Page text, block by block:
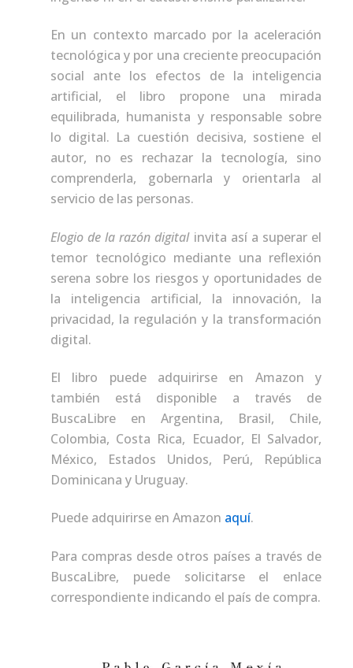
En un contexto marcado por la aceleración
tecnológica y por una creciente preocupación
social ante los efectos de la inteligencia
artificial, el libro propone una mirada
equilibrada, humanista y responsable sobre
lo digital. La cuestión decisiva, sostiene el
autor, no es rechazar la tecnología, sino
comprenderla, gobernarla y orientarla al
servicio de las personas.
Elogio de la razón digitalinvita así a superar el
temor tecnológico mediante una reflexión
serena sobre los riesgos y oportunidades de
la inteligencia artificial, la innovación, la
privacidad, la regulación y la transformación
digital.
El libro puede adquirirse en Amazon y
también está disponible a través de
BuscaLibre en Argentina, Brasil, Chile,
Colombia, Costa Rica, Ecuador, El Salvador,
México, Estados Unidos, Perú, República
Dominicana y Uruguay.
Puede adquirirse en Amazon aquí.
Para compras desde otros países a través de
BuscaLibre, puede solicitarse el enlace
correspondiente indicando el país de compra.